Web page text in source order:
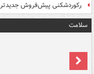
رکوردشکنی پیش‌فروش
سلامت